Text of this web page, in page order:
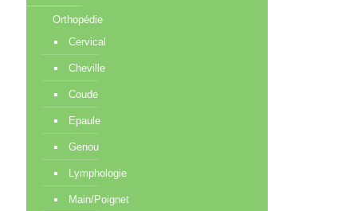
Orthopédie
Cervical
Cheville
Coude
Epaule
Genou
Lymphologie
Main/Poignet